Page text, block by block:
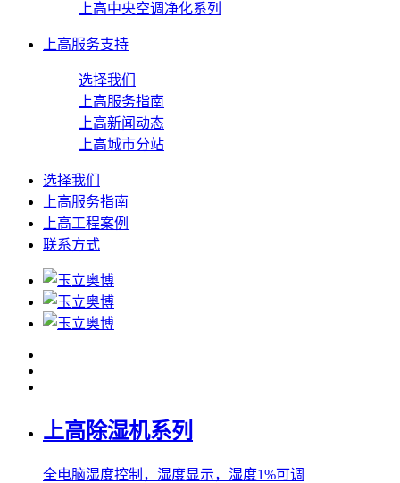
上高中央空调净化系列
上高服务支持
选择我们
上高服务指南
上高新闻动态
上高城市分站
选择我们
上高服务指南
上高工程案例
联系方式
上高除湿机系列
全电脑湿度控制，湿度显示，湿度1%可调